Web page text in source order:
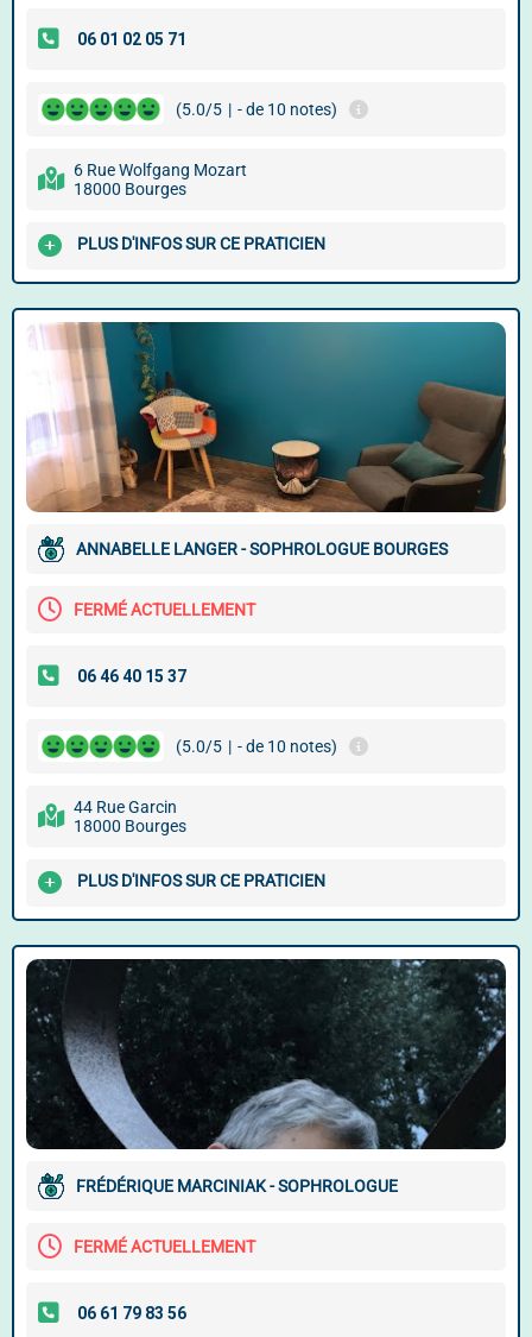
(5.0/5 | - de 10 notes)
6 Rue Wolfgang Mozart
18000 Bourges
PLUS D'INFOS SUR CE PRATICIEN
ANNABELLE LANGER - SOPHROLOGUE BOURGES
FERMÉ ACTUELLEMENT
(5.0/5 | - de 10 notes)
44 Rue Garcin
18000 Bourges
PLUS D'INFOS SUR CE PRATICIEN
FRÉDÉRIQUE MARCINIAK - SOPHROLOGUE
FERMÉ ACTUELLEMENT